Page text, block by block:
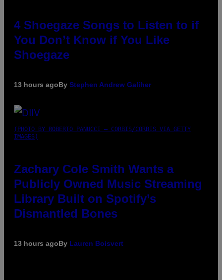
4 Shoegaze Songs to Listen to if
You Don’t Know if You Like
Shoegaze
13 hours agoBy Stephen Andrew Galiher
(PHOTO BY ROBERTO PANUCCI – CORBIS/CORBIS VIA GETTY
IMAGES)
Zachary Cole Smith Wants a
Publicly Owned Music Streaming
Library Built on Spotify’s
Dismantled Bones
13 hours agoBy Lauren Boisvert